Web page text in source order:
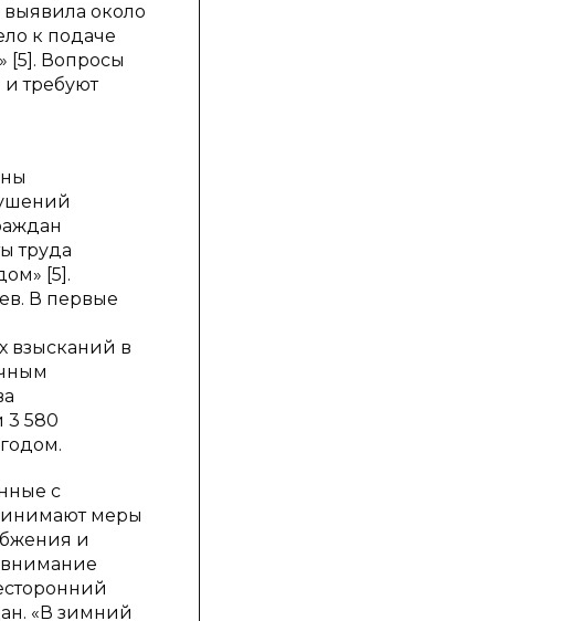
выявила около
к подаче
[5]. Вопросы
требуют
труда
[5].
В первые
взысканий в
3 580
с
меры
и
внимание
«В зимний